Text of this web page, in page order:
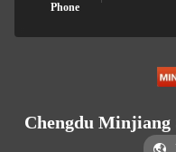
Phone
Chengdu Minjiang